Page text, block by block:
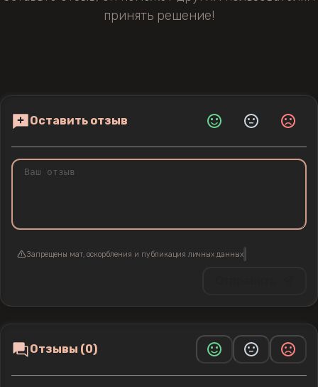
принять решение!
Оставить отзыв
Запрещены мат, оскорбления и публикация личных данных
Отзывы (0)